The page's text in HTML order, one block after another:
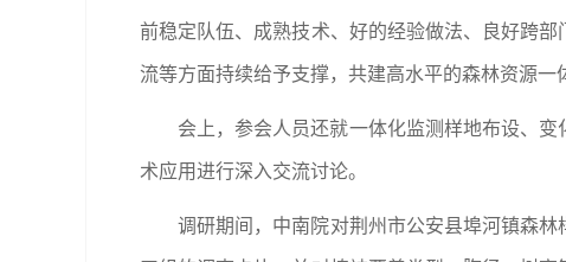
前稳定队伍、成熟技术、好的经验做法、良好跨部
流等方面持续给予支撑，共建高水平的森林资源一
会上，参会人员还就一体化监测样地布设、
术应用进行深入交流讨论。
调研期间， 中南院对荆州市公安县埠河镇森